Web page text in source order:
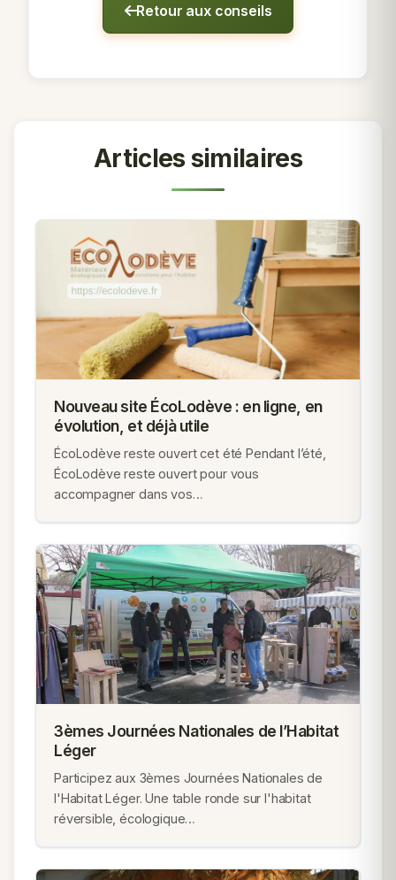
Retour aux conseils
Articles similaires
Nouveau site ÉcoLodève : en ligne, en
évolution, et déjà utile
ÉcoLodève reste ouvert cet été Pendant l’été,
ÉcoLodève reste ouvert pour vous
accompagner dans vos…
3èmes Journées Nationales de l’Habitat
Léger
Participez aux 3èmes Journées Nationales de
l'Habitat Léger. Une table ronde sur l'habitat
réversible, écologique…